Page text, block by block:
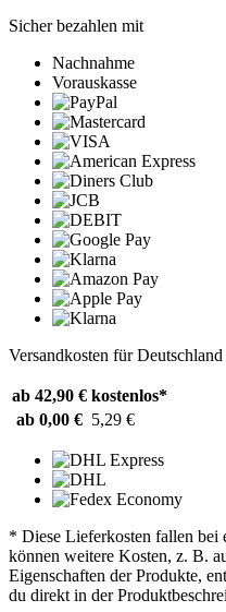
Sicher bezahlen mit
Nachnahme
Vorauskasse
Versandkosten für Deutschland
ab 42,90 € kostenlos*
ab 0,00 € 5,29 €
* Diese Lieferkosten fallen bei
können weitere Kosten, z. B.
Eigenschaften der Produkte,
du direkt in der